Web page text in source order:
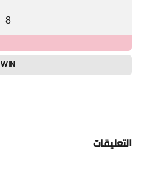
8
WIN
التعليقات